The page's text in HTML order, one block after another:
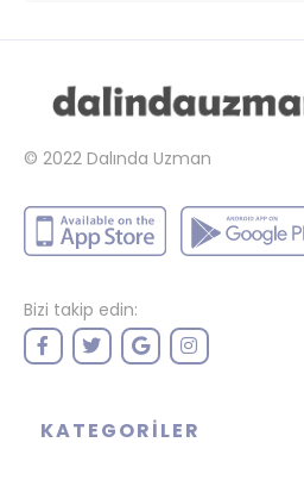
© 2022 Dalında Uzman
Bizi takip edin:
KATEGORILER